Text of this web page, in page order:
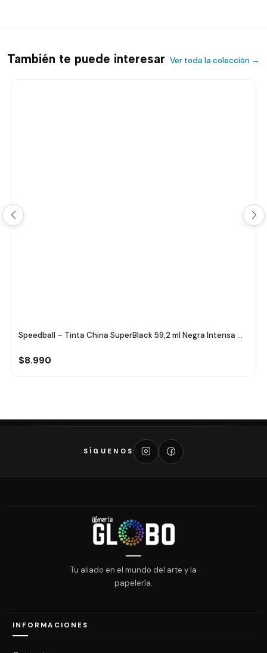
También te puede interesar Ver toda la colección →
Speedball – Tinta China SuperBlack 59,2 ml Negra Intensa ...
$8.990
SÍGUENOS
Tu aliado en el mundo del arte y la
papelería.
INFORMACIONES